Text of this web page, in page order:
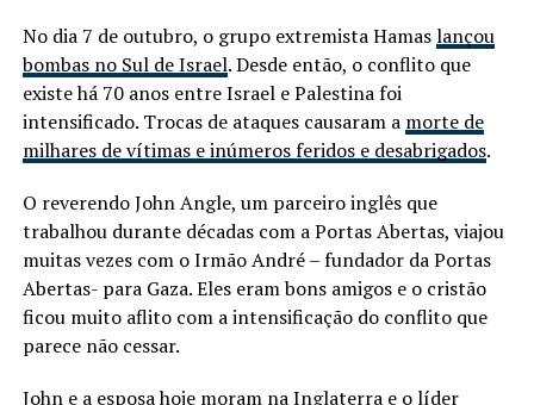
No dia 7 de outubro, o grupo extremista Hamaslançou
bombas no Sul de Israel. Desde então, o conflito que
existe há 70 anos entre Israel e Palestina foi
intensificado. Trocas de ataques causaram a morte de
milhares de vítimas e inúmeros feridos e desabrigados.
O reverendo John Angle, um parceiro inglês que
trabalhou durante décadas com a Portas Abertas, viajou
muitas vezes com o Irmão André – fundador da Portas
Abertas- para Gaza. Eles eram bons amigos e o cristão
ficou muito aflito com a intensificação do conflito que
parece não cessar.
John e a esposa hoje moram na Inglaterra e o líder